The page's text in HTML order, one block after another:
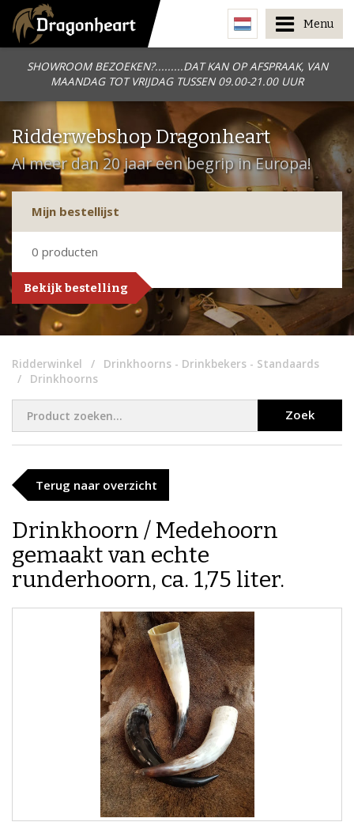
SHOWROOM BEZOEKEN?.........DAT KAN OP AFSPRAAK, VAN
MAANDAG TOT VRIJDAG TUSSEN 09.00-21.00 UUR
Menu
Ridderwebshop Dragonheart
Al meer dan 20 jaar een begrip in Europa!
Mijn bestellijst
0 producten
Bekijk bestelling
Ridderwinkel
Drinkhoorns - Drinkbekers - Standaards
Drinkhoorns
Zoek
Terug naar overzicht
Drinkhoorn / Medehoorn
gemaakt van echte
runderhoorn, ca. 1,75 liter.